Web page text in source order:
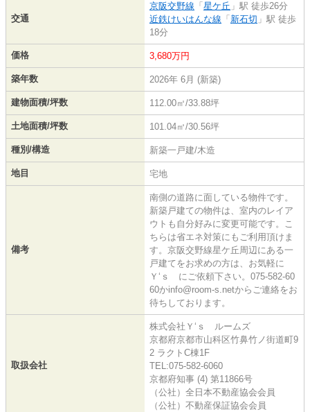
交通
京阪交野線 「 星ケ丘 」駅 徒歩26分
近鉄けいはんな線 「 新石切 」駅 徒歩
18分
価格 3,680万円
築年数 2026年 6月 (新築)
建物面積/坪数 112.00㎡/33.88坪
土地面積/坪数 101.04㎡/30.56坪
種別/構造 新築一戸建/木造
地目 宅地
備考
南側の道路に面している物件です。
新築戸建ての物件は、室内のレイア
ウトも自分好みに変更可能です。こ
ちらは省エネ対策にもご利用頂けま
す。京阪交野線星ケ丘周辺にある一
戸建てをお求めの方は、お気軽に
Ｙ‘ｓ にご依頼下さい。075-582-60
60かinfo@room-s.netからご連絡をお
待ちしております。
取扱会社
株式会社Ｙ‘ｓ ルームズ
京都府京都市山科区竹鼻竹ノ街道町9
2 ラクトC棟1F
TEL:075-582-6060
京都府知事 (4) 第11866号
（公社）全日本不動産協会会員
（公社）不動産保証協会会員